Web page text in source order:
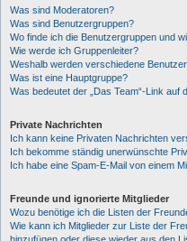
Was sind Moderatoren?
Was sind Benutzergruppen?
Wo finde ich die Benutzergruppen und
Wie werde ich Gruppenleiter?
Weshalb werden verschiedene
Was ist eine Hauptgruppe?
Was bedeutet der „Das Team“-Link auf
Private Nachrichten
Ich kann keine Privaten Nachrichten
Ich bekomme ständig unerwünschte
Ich habe eine Spam-E-Mail von einem
Freunde und ignorierte Mitglieder
Wozu benötige ich die Listen der
Wie kann ich Mitglieder zur Liste der